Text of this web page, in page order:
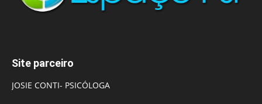
Site parceiro
JOSIE CONTI- PSICÓLOGA